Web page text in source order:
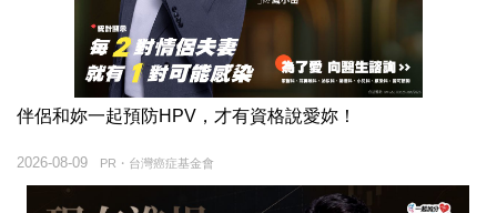
伴侶和妳一起預防HPV，才有資格說愛妳！
PR・台灣癌症基金會
2026-08-09